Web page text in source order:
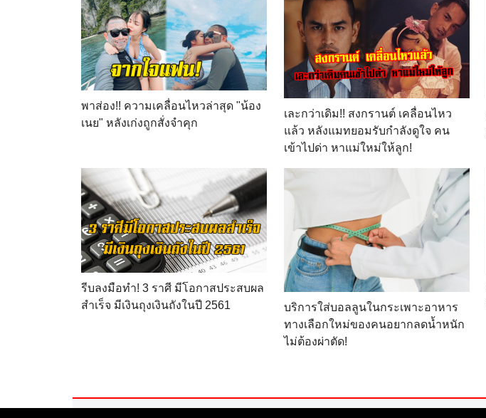
พาส่อง!! ความเคลื่อนไหวล่าสุด "น้อง
เนย" หลังเก่งถูกสั่งจำคุก
เละกว่าเดิม!! สงกรานต์ เคลื่อนไหว
แล้ว หลังแมทยอมรับกำลังดูใจ คน
เข้าไปด่า หาแม่ใหม่ให้ลูก!
รีบลงมือทำ! 3 ราศี มีโอกาสประสบผล
สำเร็จ มีเงินถุงเงินถังในปี 2561
บริการใส่บอลลูนในกระเพาะอาหาร
ทางเลือกใหม่ของคนอยากลดน้ำหนัก
ไม่ต้องผ่าตัด!